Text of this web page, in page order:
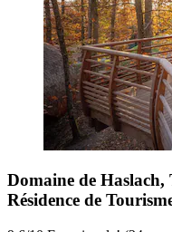
Domaine de
Résidence de